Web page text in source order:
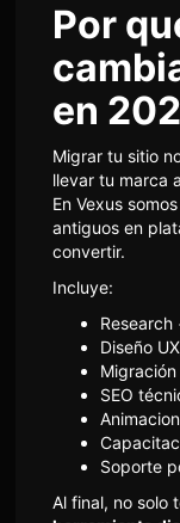
Por
en
Migrar tu sitio
llevar tu marca
En Vexus
antiguos en
convertir.
Incluye:
Diseño
SEO
Soporte
Al final, no solo